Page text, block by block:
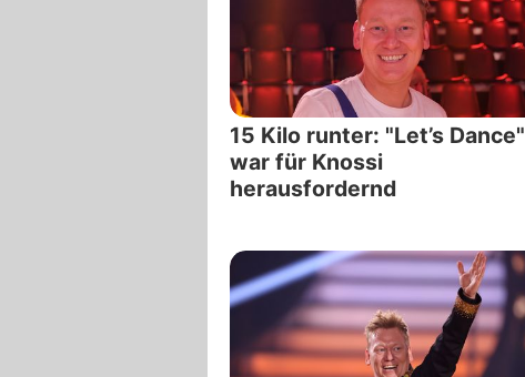
15 Kilo runter: "Let’s Dance"
war für Knossi
herausfordernd